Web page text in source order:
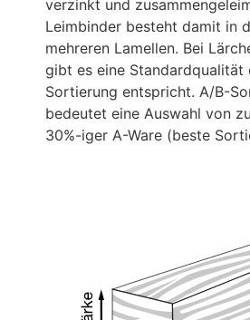
verzinkt und
Leimbinder besteht damit in
mehreren Lamellen. Bei
gibt es eine Standardqualität
Sortierung entspricht. A/B-
bedeutet eine Auswahl von
30%-iger A-Ware (beste